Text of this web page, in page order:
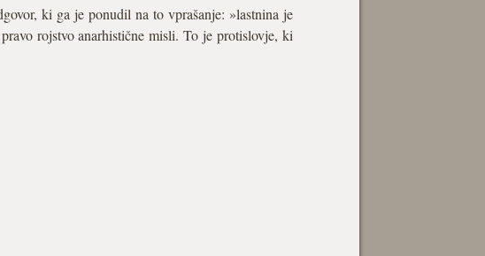
ki ga je ponudil na to vprašanje: »lastnina je
rojstvo anarhistične misli. To je protislovje, ki